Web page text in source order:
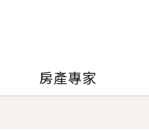
房產專家